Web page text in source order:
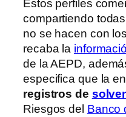
Estos perfiles
compartiendo
no se hacen con
recaba la
de la AEPD,
especifica que la
registros de
Riesgos del Banco